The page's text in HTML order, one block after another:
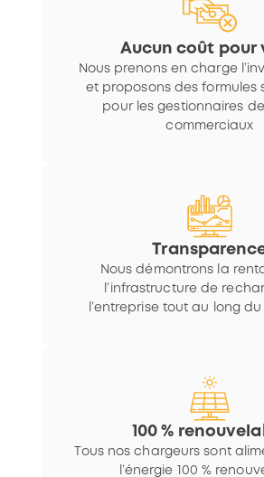
Aucun coût pour
Nous prenons en charge
et proposons des formules
pour les gestionnaires
commerciaux
Nous démontrons la
l’infrastructure de
l’entreprise tout au long
100 %
Tous nos chargeurs sont
l’énergie 100 %